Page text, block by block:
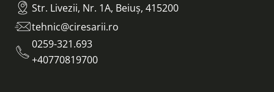
Str. Livezii, Nr. 1A, Beiuș, 415200
tehnic@ciresarii.ro
0259-321.693
+40770819700